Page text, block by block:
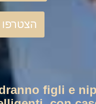
figli e